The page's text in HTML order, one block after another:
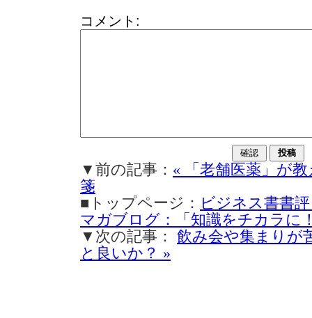
コメント:
▼前の記事： « 「老舗医薬」が
箋
■トップページ： ビジネス書書
マガブログ：「知識をチカラに
▼次の記事： 飲み会や集まりが
と良いか？ »